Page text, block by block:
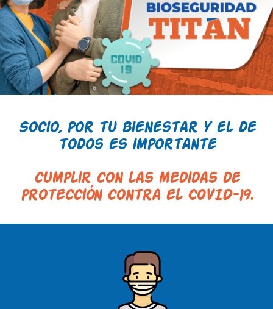
Socio, por tu bienestar y el de
todos es importante
cumplir con las medidas de
protección contra el COVID-19.